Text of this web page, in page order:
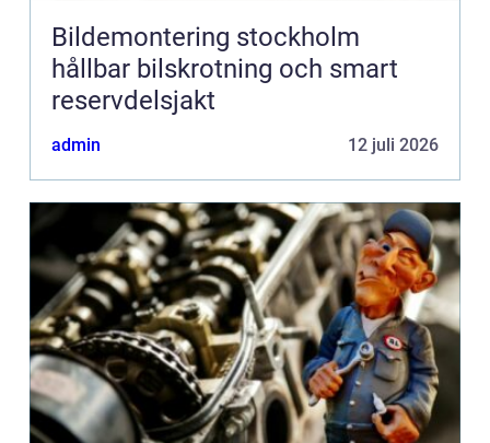
Bildemontering stockholm
hållbar bilskrotning och smart
reservdelsjakt
admin 12 juli 2026